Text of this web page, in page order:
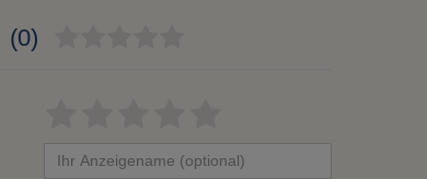
(0)
von
von
von
von
von